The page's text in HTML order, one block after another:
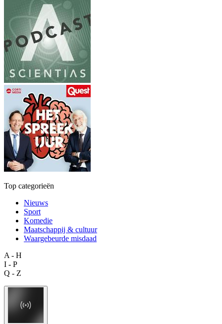
Top categorieën
Nieuws
Sport
Komedie
Maatschappij & cultuur
Waargebeurde misdaad
A - H
I - P
Q - Z